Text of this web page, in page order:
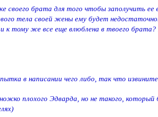
своего брата для того чтобы заполучить ее
тела своей жены ему будет
к тому же все еще влюблена в твоего
в написании чего либо, так что
плохого Эдварда, но не такого, который